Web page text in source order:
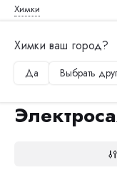
Химки
Химки ваш город?
Да Выбрать
Главная